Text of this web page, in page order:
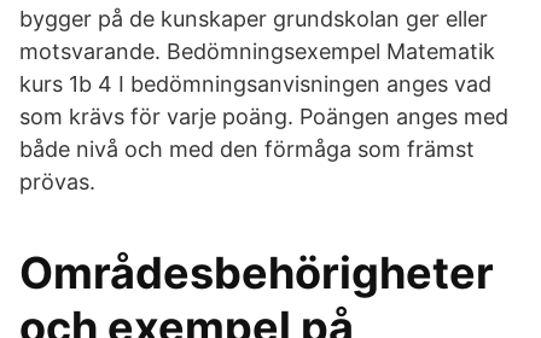
bygger på de kunskaper grundskolan ger eller
motsvarande. Bedömningsexempel Matematik
kurs 1b 4 I bedömningsanvisningen anges vad
som krävs för varje poäng. Poängen anges med
både nivå och med den förmåga som främst
prövas.
Områdesbehörigheter
och exempel på